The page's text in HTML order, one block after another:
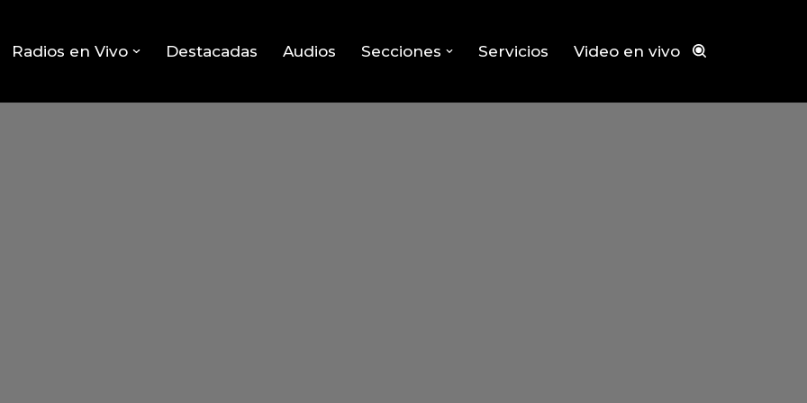
Radios en Vivo Destacadas Audios Secciones Servicios Video en vivo